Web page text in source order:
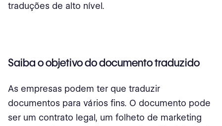
traduções de alto nível.
Saiba o objetivo do documento traduzido
As empresas podem ter que traduzir
documentos para vários fins. O documento pode
ser um contrato legal, um folheto de marketing